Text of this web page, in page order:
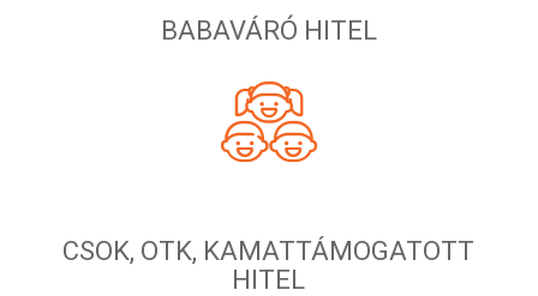
BABAVÁRÓ HITEL
CSOK, OTK, KAMATTÁMOGATOTT
HITEL